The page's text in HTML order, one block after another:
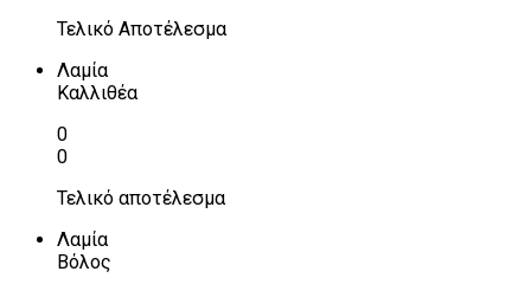
Τελικό Αποτέλεσμα
Λαμία
Καλλιθέα
0
0
Τελικό αποτέλεσμα
Λαμία
Βόλος